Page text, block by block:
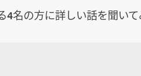
4名の方に詳しい話を聞いて